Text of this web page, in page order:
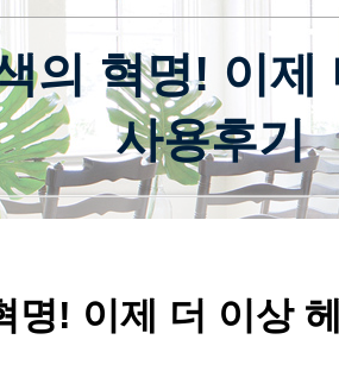
의 혁명! 이제
사용후기
명! 이제 더 이상